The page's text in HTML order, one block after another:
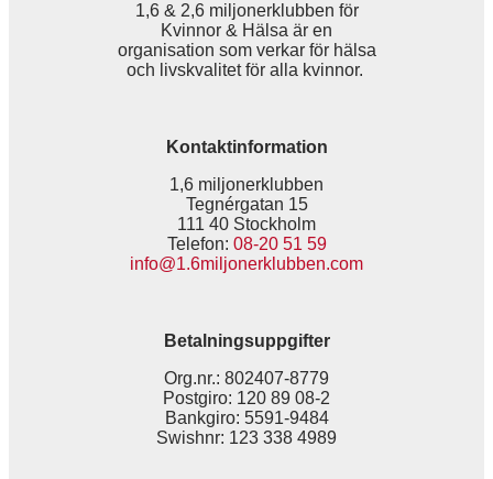
1,6 & 2,6 miljonerklubben för
Kvinnor & Hälsa är en
organisation som verkar för hälsa
och livskvalitet för alla kvinnor.
Kontaktinformation
1,6 miljonerklubben
Tegnérgatan 15
111 40 Stockholm
Telefon: 08-20 51 59
info@1.6miljonerklubben.com
Betalningsuppgifter
Org.nr.: 802407-8779
Postgiro: 120 89 08-2
Bankgiro: 5591-9484
Swishnr: 123 338 4989